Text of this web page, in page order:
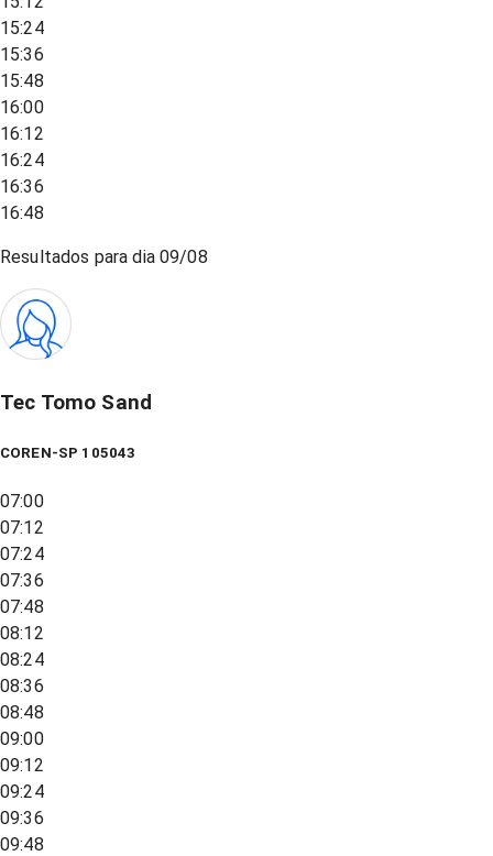
15:24
15:36
15:48
16:00
16:12
16:24
16:36
16:48
Resultados para dia09/08
Tec Tomo Sand
COREN-SP 105043
07:00
07:12
07:24
07:36
07:48
08:12
08:24
08:36
08:48
09:00
09:12
09:24
09:36
09:48